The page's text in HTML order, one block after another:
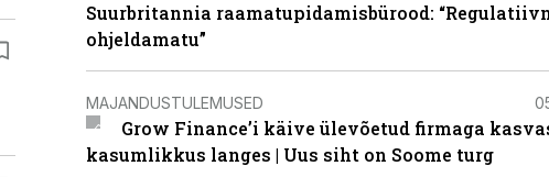
Suurbritannia raamatupidamisbürood:
ohjeldamatu”
MAJANDUSTULEMUSED
Grow Finance’i käive ülevõetud firmaga
kasumlikkus langes | Uus siht on Soome turg